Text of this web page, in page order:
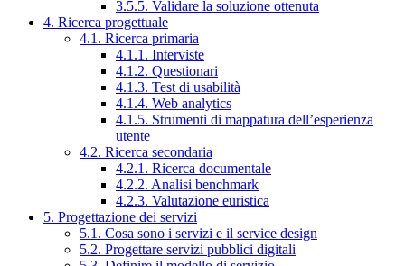
3.5.5. Validare la soluzione ottenuta
4. Ricerca progettuale
4.1. Ricerca primaria
4.1.1. Interviste
4.1.2. Questionari
4.1.3. Test di usabilità
4.1.4. Web analytics
4.1.5. Strumenti di mappatura dell’esperienza
utente
4.2. Ricerca secondaria
4.2.1. Ricerca documentale
4.2.2. Analisi benchmark
4.2.3. Valutazione euristica
5. Progettazione dei servizi
5.1. Cosa sono i servizi e il service design
5.2. Progettare servizi pubblici digitali